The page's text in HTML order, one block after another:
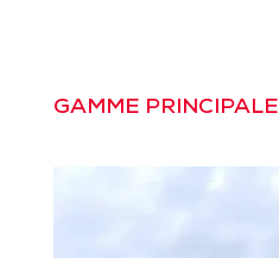
GAMME PRINCIPALE